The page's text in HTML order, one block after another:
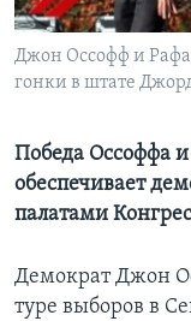
Языки
Джон Оссофф и
гонки в штате
Победа Оссоффа
обеспечивает
палатами
Демократ Джон
туре выборов в